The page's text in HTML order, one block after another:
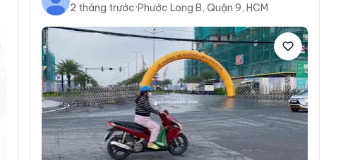
2 tháng trước·Phước Long B, Quận 9, HCM